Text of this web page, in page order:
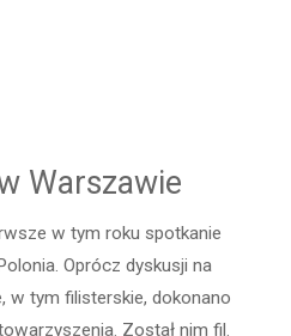
Warszawie
w tym roku spotkanie
Oprócz dyskusji na
w tym filisterskie, dokonano
Został nim fil.